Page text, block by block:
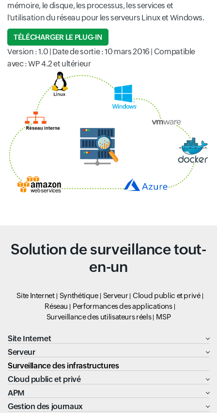
mémoire, le disque, les processus, les services et
l'utilisation du réseau pour les serveurs Linux et Windows.
TÉLÉCHARGER LE PLUG-IN
Version : 1.0 | Date de sortie : 10 mars 2016 | Compatible
avec : WP 4.2 et ultérieur
Solution de surveillance tout-
en-un
Site Internet Synthétique Serveur
Cloud public et privé
Réseau
Performances des applications
Surveillance des utilisateurs réels
MSP
Site Internet
Serveur
Surveillance des infrastructures
Cloud public et privé
APM
Gestion des journaux